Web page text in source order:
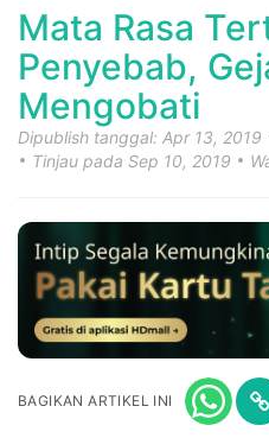
Mata Rasa
Penyebab,
Mengobati
Dipublish tanggal: Apr 13, 2019
Tinjau pada Sep 10, 2019
BAGIKAN ARTIKEL INI